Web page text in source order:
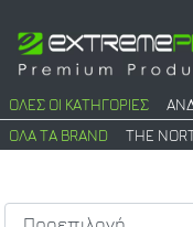
ΟΛΕΣ ΟΙ ΚΑΤΗΓΟΡΙΕΣ
ΟΛΑ ΤΑ BRAND
THE